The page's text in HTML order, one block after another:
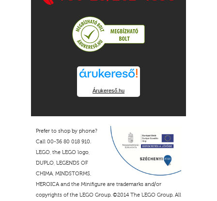
Árukereső.hu
Prefer to shop by phone?
Call 00-36 80 018 910.
LEGO, the LEGO logo,
DUPLO, LEGENDS OF
CHIMA, MINDSTORMS,
HEROICA and the Minifigure are trademarks and/or
copyrights of the LEGO Group. ©2014 The LEGO Group. All